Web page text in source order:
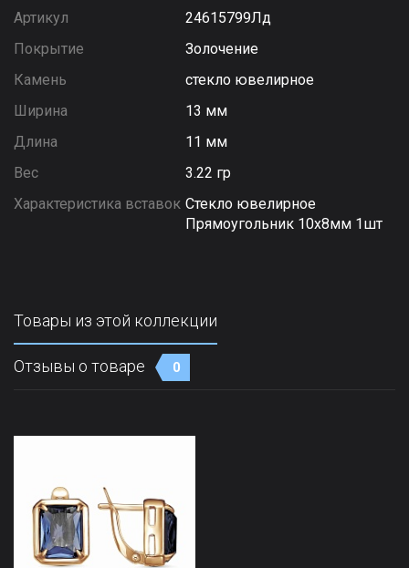
Артикул
24615799Лд
Покрытие
Золочение
Камень
стекло ювелирное
Ширина
13 мм
Длина
11 мм
Вес
3.22 гр
Характеристика вставок Стекло ювелирное
Прямоугольник 10х8мм 1шт
Товары из этой коллекции
Отзывы о товаре 0